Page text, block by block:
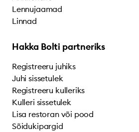
Lennujaamad
Linnad
Hakka Bolti partneriks
Registreeru juhiks
Juhi sissetulek
Registreeru kulleriks
Kulleri sissetulek
Lisa restoran või pood
Sõidukipargid